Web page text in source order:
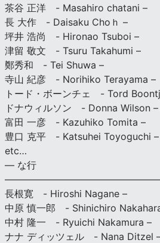
茶谷 正洋 - Masahiro chatani –
長 大作 - Daisaku Choｈ –
坪井 浩尚 - Hironao Tsuboi –
津留 敬文 - Tsuru Takahumi –
鄭秀和 - Tei Shuwa –
寺山 紀彦 - Norihiko Terayama –
トード・ボーンチェ - Tord
ドナウィルソン - Donna Wilson –
富田 一彦 - Kazuhiko Tomita –
豊口 克平 - Katsuhei Toyoguchi –
etc…
— な行
長根寛 - Hiroshi Nagane –
中原 慎一郎 - Shinichiro
中村 隆一 - Ryuichi Nakamura –
ナナ ディッツェル - Nana Ditzel